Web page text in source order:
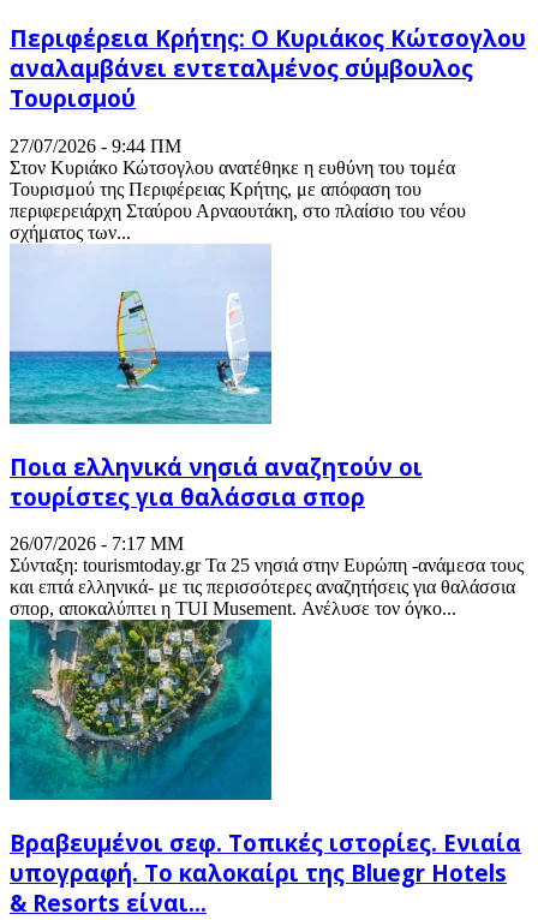
Περιφέρεια Κρήτης: Ο Κυριάκος Κώτσογλου
αναλαμβάνει εντεταλμένος σύμβουλος
Τουρισμού
27/07/2026 - 9:44 ΠΜ
Στον Κυριάκο Κώτσογλου ανατέθηκε η ευθύνη του τομέα
Τουρισμού της Περιφέρειας Κρήτης, με απόφαση του
περιφερειάρχη Σταύρου Αρναουτάκη, στο πλαίσιο του νέου
σχήματος των...
Ποια ελληνικά νησιά αναζητούν οι
τουρίστες για θαλάσσια σπορ
26/07/2026 - 7:17 ΜΜ
Σύνταξη: tourismtoday.gr Τα 25 νησιά στην Ευρώπη -ανάμεσα τους
και επτά ελληνικά- με τις περισσότερες αναζητήσεις για θαλάσσια
σπορ, αποκαλύπτει η TUI Musement. Ανέλυσε τον όγκο...
Βραβευμένοι σεφ. Τοπικές ιστορίες. Ενιαία
υπογραφή. Το καλοκαίρι της Bluegr Hotels
& Resorts είναι...